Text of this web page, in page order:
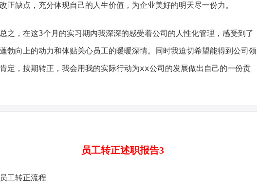
正缺点，充分体现自己的人生价值，为企业美好的明天尽一份力。
，在这3个月的实习期内我深深的感受着公司的人性化管理，感受到了
勃向上的动力和体贴关心员工的暖暖深情。同时我迫切希望能得到公司领
定，按期转正，我会用我的实际行动为xx公司的发展做出自己的一份贡
员工转正述职报告3
转正流程